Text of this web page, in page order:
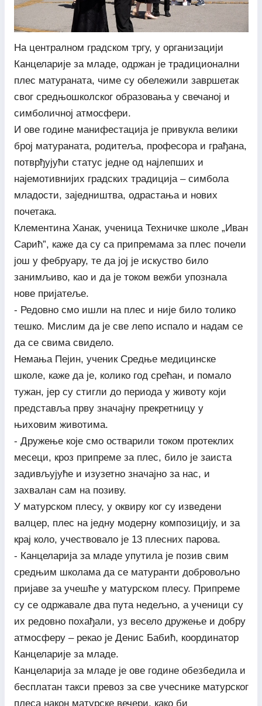
На централном градском тргу, у организацији
Канцеларије за младе, одржан је традиционални
плес матураната, чиме су обележили завршетак
свог средњошколског образовања у свечаној и
симболичној атмосфери.
И ове године манифестација је привукла велики
број матураната, родитеља, професора и грађана,
потврђујући статус једне од најлепших и
најемотивнијих градских традиција – симбола
младости, заједништва, одрастања и нових
почетака.
Клементина Ханак, ученица Техничке школе „Иван
Сарић”, каже да су са припремама за плес почели
још у фебруару, те да јој је искуство било
занимљиво, као и да је током вежби упознала
нове пријатеље.
- Редовно смо ишли на плес и није било толико
тешко. Мислим да је све лепо испало и надам се
да се свима свидело.
Немања Пејин, ученик Средње медицинске
школе, каже да је, колико год срећан, и помало
тужан, јер су стигли до периода у животу који
представља прву значајну прекретницу у
њиховим животима.
- Дружење које смо остварили током протеклих
месеци, кроз припреме за плес, било је заиста
задивљујуће и изузетно значајно за нас, и
захвалан сам на позиву.
У матурском плесу, у оквиру ког су изведени
валцер, плес на једну модерну композицију, и за
крај коло, учествовало је 13 плесних парова.
- Канцеларија за младе упутила је позив свим
средњим школама да се матуранти добровољно
пријаве за учешће у матурском плесу. Припреме
су се одржавале два пута недељно, а ученици су
их редовно похађали, уз весело дружење и добру
атмосферу – рекао је Денис Бабић, координатор
Канцеларије за младе.
Канцеларија за младе је ове године обезбедила и
бесплатан такси превоз за све учеснике матурског
плеса након матурске вечери, како би